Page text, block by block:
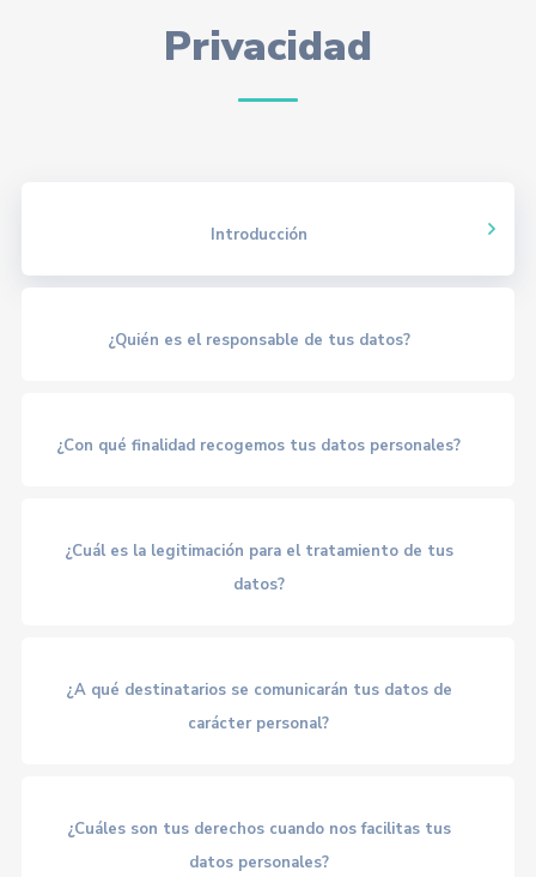
Privacidad
Introducción
¿Quién es el responsable de tus datos?
¿Con qué finalidad recogemos tus datos personales?
¿Cuál es la legitimación para el tratamiento de tus
datos?
¿A qué destinatarios se comunicarán tus datos de
carácter personal?
¿Cuáles son tus derechos cuando nos facilitas tus
datos personales?